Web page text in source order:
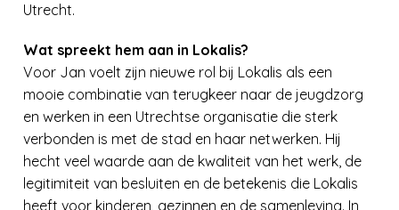
Utrecht.
Wat spreekt hem aan in Lokalis?
Voor Jan voelt zijn nieuwe rol bij Lokalis als een
mooie combinatie van terugkeer naar de jeugdzorg
en werken in een Utrechtse organisatie die sterk
verbonden is met de stad en haar netwerken. Hij
hecht veel waarde aan de kwaliteit van het werk, de
legitimiteit van besluiten en de betekenis die Lokalis
heeft voor kinderen, gezinnen en de samenleving. In